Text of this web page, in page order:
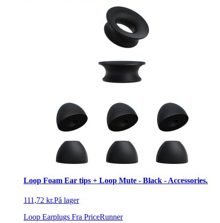
Loop Foam Ear tips + Loop Mute - Black - Accessories.
111,72 kr.På lager
Loop Earplugs Fra PriceRunner